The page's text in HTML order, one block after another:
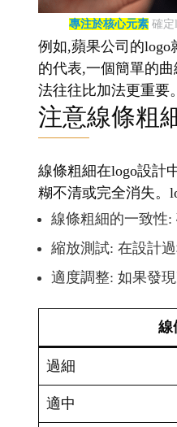
專注於核心元素確定
例如,蘋果公司的logo
的代表,一個簡單的
法往往比加法更重要。
注意線條粗
線條粗細在logo設計
糊不清或完全消失。
線條粗細的一致性:
縮放測試: 在設計
適度調整: 如果發
線
過細
適中